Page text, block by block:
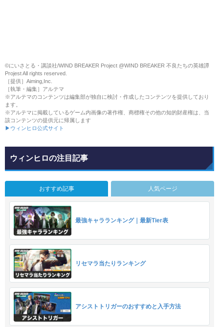
©にいさとる・講談社/WIND BREAKER Project @WIND BREAKER 不良たちの英雄譚
Projest All rights reserved.
［提供］Aiming,Inc.
［執筆・編集］アルテマ
※アルテマのコンテンツは編集部が独自に検討・作成したコンテンツを提供しており
ます。
※アルテマに掲載しているゲーム内画像の著作権、商標権その他の知的財産権は、当
該コンテンツの提供元に帰属します
▶ウィンヒロ公式サイト
ウィンヒロの注目記事
おすすめ記事 人気ページ
最強キャラランキング｜最新Tier表
リセマラ当たりランキング
アシストトリガーのおすすめと入手方法